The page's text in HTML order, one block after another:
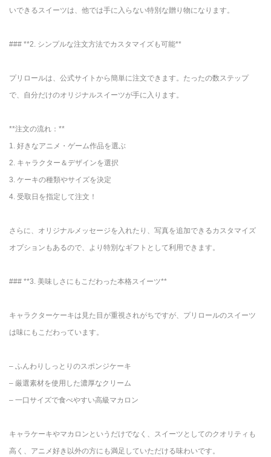
いできるスイーツは、他では手に入らない特別な贈り物になります。
### **2. シンプルな注文方法でカスタマイズも可能**
プリロールは、公式サイトから簡単に注文できます。たったの数ステップ
で、自分だけのオリジナルスイーツが手に入ります。
**注文の流れ：**
1. 好きなアニメ・ゲーム作品を選ぶ
2. キャラクター＆デザインを選択
3. ケーキの種類やサイズを決定
4. 受取日を指定して注文！
さらに、オリジナルメッセージを入れたり、写真を追加できるカスタマイズ
オプションもあるので、より特別なギフトとして利用できます。
### **3. 美味しさにもこだわった本格スイーツ**
キャラクターケーキは見た目が重視されがちですが、プリロールのスイーツ
は味にもこだわっています。
– ふんわりしっとりのスポンジケーキ
– 厳選素材を使用した濃厚なクリーム
– 一口サイズで食べやすい高級マカロン
キャラケーキやマカロンというだけでなく、スイーツとしてのクオリティも
高く、アニメ好き以外の方にも満足していただける味わいです。